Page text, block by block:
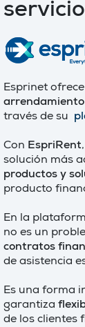
Esprinet
través de su
Con EspriRent
solución más
productos y
producto
En la
no es un
contratos
de asistencia
Es una forma
garantiza
de los clientes